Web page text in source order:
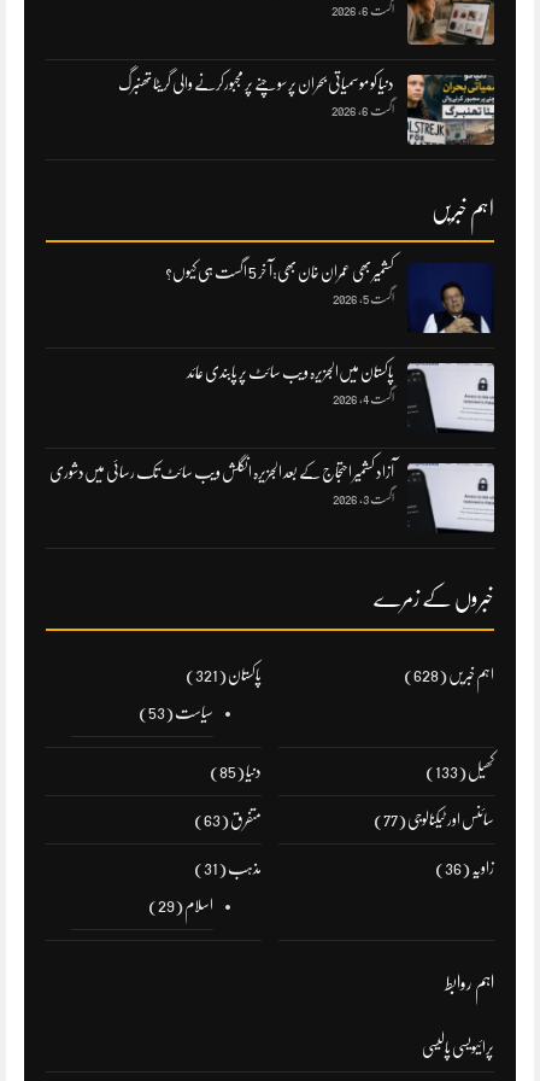
اگست 6, 2026
دنیا کو موسمیاتی بحران پر سوچنے پر مجبورکرنے والی گریٹا تھنبرگ
اگست 6, 2026
اہم خبریں
کشمیر بھی عمران خان بھی:آ خر 5 اگست ہی کیوں؟
اگست 5, 2026
پاکستان میں‌الجزیرہ ویب سائٹ پر پابندی عائد
اگست 4, 2026
آزاد کشمیر احتجاج کے بعد الجزیرہ انگلش ویب سائٹ تک رسائی میں‌دشوری
اگست 3, 2026
خبروں کے زمرے
اہم خبریں(628) پاکستان(321)
سیاست(53)
کھیل(133) دنیا(85)
سائنس اور ٹیکنالوجی(77) متفرق(63)
زاویہ (36) مذہب(31)
اسلام (29)
اہم روابط
پرائیویسی پالیسی